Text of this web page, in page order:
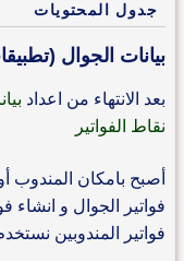
جدول المحتويات
بيانات الجوال
بعد الانتهاء من اعداد
نقاط الفواتير
أصبح بامكان المندوب
فواتير الجوال و انشاء
فواتير المندوبين